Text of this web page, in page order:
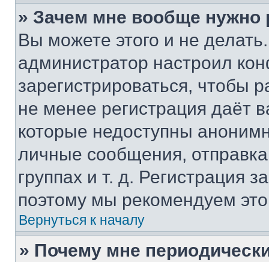
» Зачем мне вообще нужно
Вы можете этого и не
администратор настроил
зарегистрироваться, чтобы
не менее регистрация даёт
которые недоступны
личные сообщения,
группах и т. д. Регистрация
поэтому мы рекомендуем
Вернуться к началу
» Почему мне